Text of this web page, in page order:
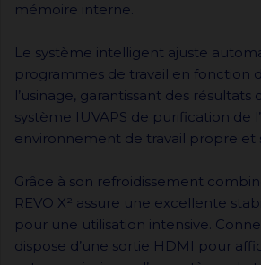
mémoire interne.
Le système intelligent ajuste
programmes de travail en fonction
l’usinage, garantissant des résultats
système IUVAPS de purification de
environnement de travail propre et
Grâce à son refroidissement
REVO X² assure une excellente
pour une utilisation intensive.
dispose d’une sortie HDMI pour